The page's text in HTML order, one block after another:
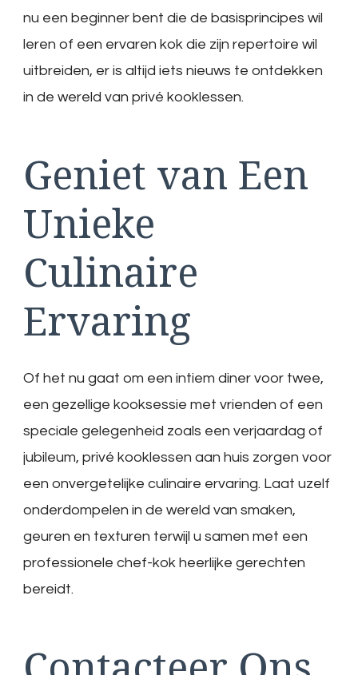
nu een beginner bent die de basisprincipes wil
leren of een ervaren kok die zijn repertoire wil
uitbreiden, er is altijd iets nieuws te ontdekken
in de wereld van privé kooklessen.
Geniet van Een
Unieke
Culinaire
Ervaring
Of het nu gaat om een intiem diner voor twee,
een gezellige kooksessie met vrienden of een
speciale gelegenheid zoals een verjaardag of
jubileum, privé kooklessen aan huis zorgen voor
een onvergetelijke culinaire ervaring. Laat uzelf
onderdompelen in de wereld van smaken,
geuren en texturen terwijl u samen met een
professionele chef-kok heerlijke gerechten
bereidt.